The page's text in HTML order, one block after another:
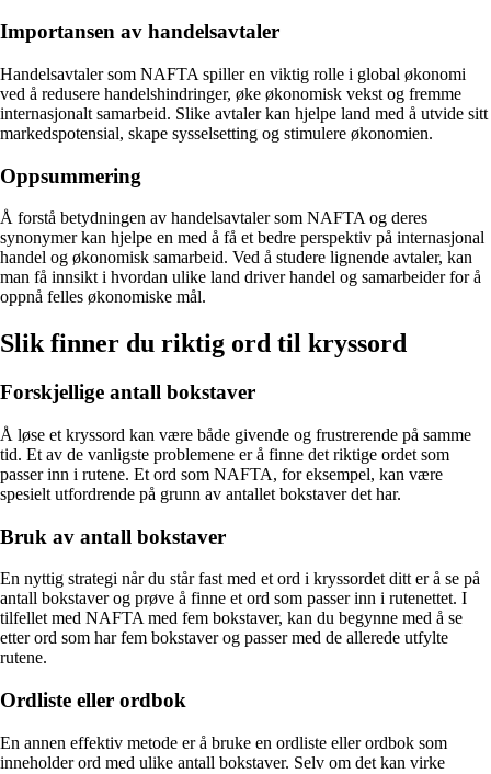
Importansen av handelsavtaler
Handelsavtaler som NAFTA spiller en viktig rolle i global økonomi
ved å redusere handelshindringer, øke økonomisk vekst og fremme
internasjonalt samarbeid. Slike avtaler kan hjelpe land med å utvide sitt
markedspotensial, skape sysselsetting og stimulere økonomien.
Oppsummering
Å forstå betydningen av handelsavtaler som NAFTA og deres
synonymer kan hjelpe en med å få et bedre perspektiv på internasjonal
handel og økonomisk samarbeid. Ved å studere lignende avtaler, kan
man få innsikt i hvordan ulike land driver handel og samarbeider for å
oppnå felles økonomiske mål.
Slik finner du riktig ord til kryssord
Forskjellige antall bokstaver
Å løse et kryssord kan være både givende og frustrerende på samme
tid. Et av de vanligste problemene er å finne det riktige ordet som
passer inn i rutene. Et ord som NAFTA, for eksempel, kan være
spesielt utfordrende på grunn av antallet bokstaver det har.
Bruk av antall bokstaver
En nyttig strategi når du står fast med et ord i kryssordet ditt er å se på
antall bokstaver og prøve å finne et ord som passer inn i rutenettet. I
tilfellet med NAFTA med fem bokstaver, kan du begynne med å se
etter ord som har fem bokstaver og passer med de allerede utfylte
rutene.
Ordliste eller ordbok
En annen effektiv metode er å bruke en ordliste eller ordbok som
inneholder ord med ulike antall bokstaver. Selv om det kan virke